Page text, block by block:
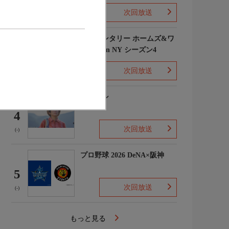
次回放送
エレメンタリー ホームズ&ワ
トソン in NY シーズン4
次回放送
4
(-)
下山メシ
次回放送
5
(-)
プロ野球 2026 DeNA×阪神
次回放送
もっと見る